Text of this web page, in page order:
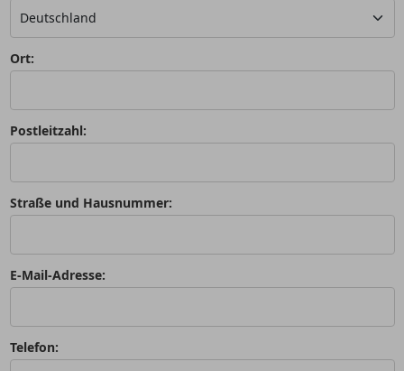
Ort:
Postleitzahl:
Straße und Hausnummer:
E-Mail-Adresse:
Telefon: